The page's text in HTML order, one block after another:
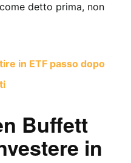
detto prima, non
in ETF passo dopo
Buffett
in